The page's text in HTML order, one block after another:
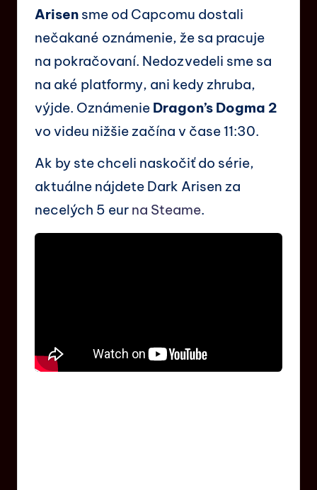
Arisen sme od Capcomu dostali
nečakané oznámenie, že sa pracuje
na pokračovaní. Nedozvedeli sme sa
na aké platformy, ani kedy zhruba,
výjde. Oznámenie Dragon’s Dogma 2
vo videu nižšie začína v čase 11:30.
Ak by ste chceli naskočiť do série,
aktuálne nájdete Dark Arisen za
necelých 5 eur na Steame.